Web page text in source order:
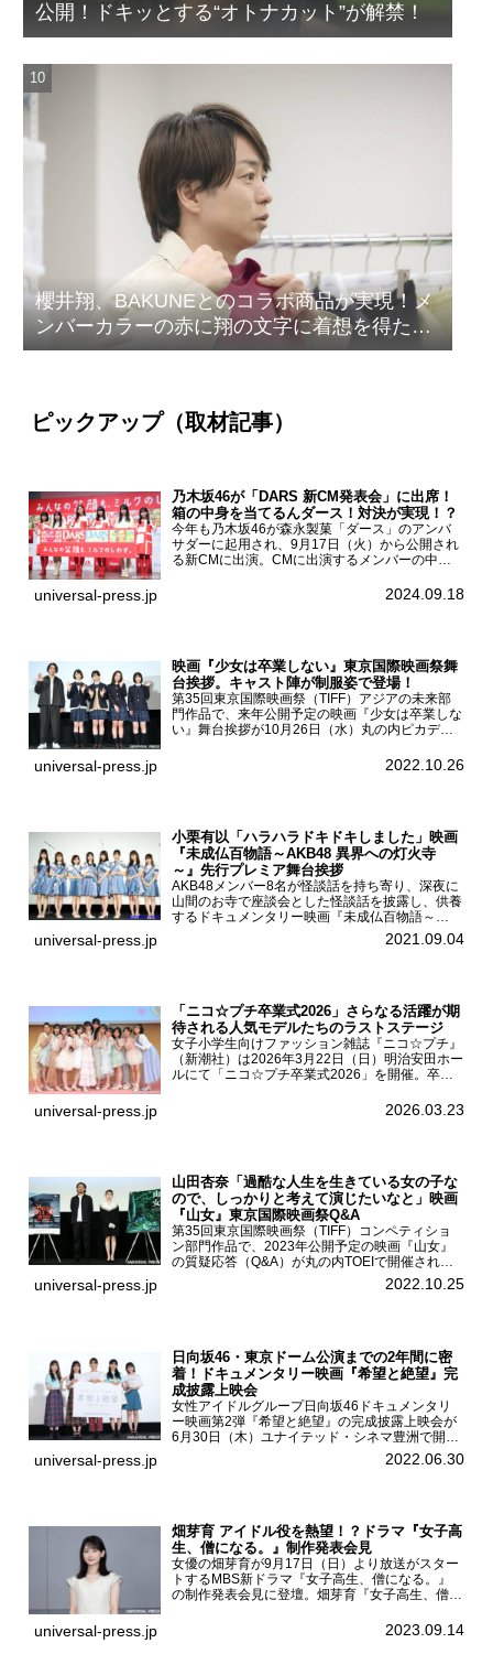
公開！ドキッとする“オトナカット”が解禁！
櫻井翔、BAKUNEとのコラボ商品が実現！メ
ンバーカラーの赤に翔の文字に着想を得たデ
ザイン
ピックアップ（取材記事）
乃木坂46が「DARS 新CM発表会」に出席！
箱の中身を当てるんダース！対決が実現！？
今年も乃木坂46が森永製菓「ダース」のアンバ
サダーに起用され、9月17日（火）から公開され
る新CMに出演。CMに出演するメンバーの中か
一ノ瀬美空、菅原咲月が都内にて開催された
universal-press.jp 2024.09.18
映画『少女は卒業しない』東京国際映画祭舞
台挨拶。キャスト陣が制服姿で登場！
第35回東京国際映画祭（TIFF）アジアの未来部
門作品で、来年公開予定の映画『少女は卒業しな
い』舞台挨拶が10月26日（水）丸の内ピカデリ
宮山莉渚、中井友望、監督の中川駿が登壇。映画
universal-press.jp 2022.10.26
小栗有以「ハラハラドキドキしました」映画
『未成仏百物語～AKB48 異界への灯火寺
～』先行プレミア舞台挨拶
AKB48メンバー8名が怪談話を持ち寄り、深夜に
山間のお寺で座談会とした怪談話を披露し、供養
するドキュメンタリー映画『未成仏百物語～
AKB48異界への灯火寺～』の先行プレミア舞台
挨拶が東京・ユナイテッド・シネマ豊洲で開催さ
universal-press.jp 2021.09.04
「ニコ☆プチ卒業式2026」さらなる活躍が期
待される人気モデルたちのラストステージ
女子小学生向けファッション雑誌『ニコ☆プチ』
（新潮社）は2026年3月22日（日）明治安田ホー
ルにて「ニコ☆プチ卒業式2026」を開催。卒業
ん、末永ひなた、高梨琴乃、土井ありさ、藤田蒼
universal-press.jp 2026.03.23
山田杏奈「過酷な人生を生きている女の子な
ので、しっかりと考えて演じたいなと」映画
『山女』東京国際映画祭Q&A
第35回東京国際映画祭（TIFF）コンペティショ
ン部門作品で、2023年公開予定の映画『山女』
の質疑応答（Q&A）が丸の内TOEIで開催され、
主演を務めた女優の山田杏奈、監督の福永壮志が
登壇。本作について語った。映画『山女』第35
universal-press.jp 2022.10.25
日向坂46・東京ドーム公演までの2年間に密
着！ドキュメンタリー映画『希望と絶望』完
成披露上映会
女性アイドルグループ日向坂46ドキュメンタリ
ー映画第2弾『希望と絶望』の完成披露上映会が
6月30日（木）ユナイテッド・シネマ豊洲で開催
され、日向坂46メンバーの加藤史帆、齊藤京
子、佐々木久美、富田鈴花、松田好花の5人が登
universal-press.jp 2022.06.30
畑芽育 アイドル役を熱望！？ドラマ『女子高
生、僧になる。』制作発表会見
女優の畑芽育が9月17日（日）より放送がスター
トするMBS新ドラマ『女子高生、僧になる。』
の制作発表会見に登壇。畑芽育『女子高生、僧に
ーについて「下白石麦は頭にビックリマークと、
universal-press.jp 2023.09.14